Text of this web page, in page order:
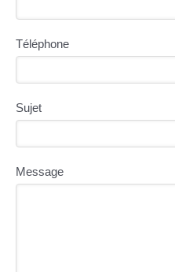
Téléphone
Sujet
Message